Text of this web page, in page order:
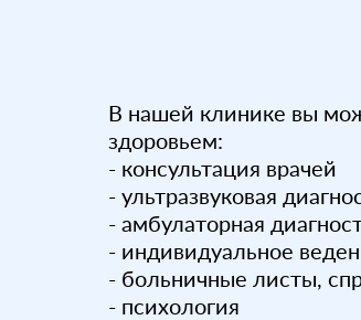
В нашей клинике вы
здоровьем:
- консультация врачей
- ультразвуковая
- амбулаторная
- индивидуальное
- больничные листы,
- психология